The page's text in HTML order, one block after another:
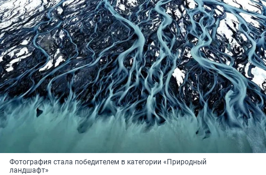
Фотография стала победителем в категории «Природный
ландшафт»